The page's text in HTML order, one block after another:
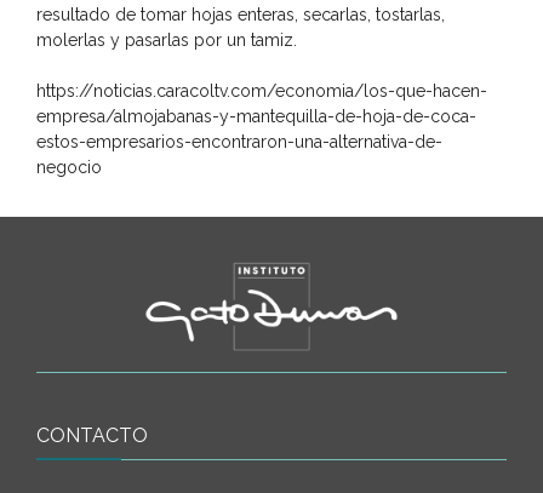
resultado de tomar hojas enteras, secarlas, tostarlas,
molerlas y pasarlas por un tamiz.
https://noticias.caracoltv.com/economia/los-que-hacen-
empresa/almojabanas-y-mantequilla-de-hoja-de-coca-
estos-empresarios-encontraron-una-alternativa-de-
negocio
CONTACTO